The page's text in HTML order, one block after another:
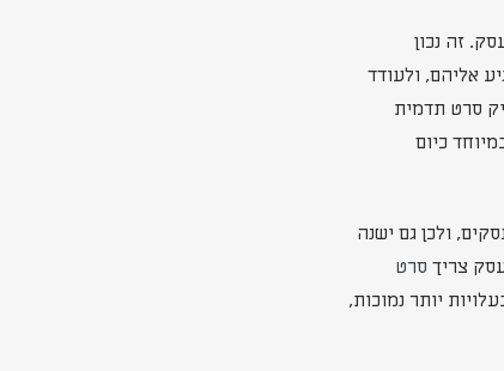
זה נכון
אליהם, ולעודד
סרט תדמית
כיום
ולכן גם ישנה
צריך סרט
גם בעלויות יותר נמוכות,